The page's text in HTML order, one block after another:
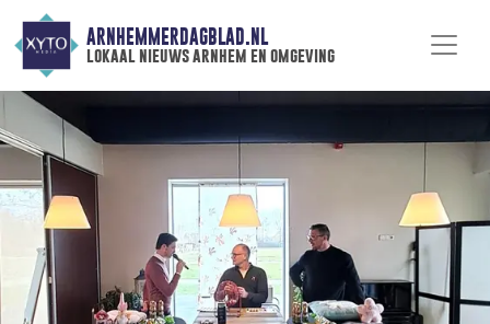
ARNHEMMERDAGBLAD.NL
lokaal nieuws arnhem en omgeving